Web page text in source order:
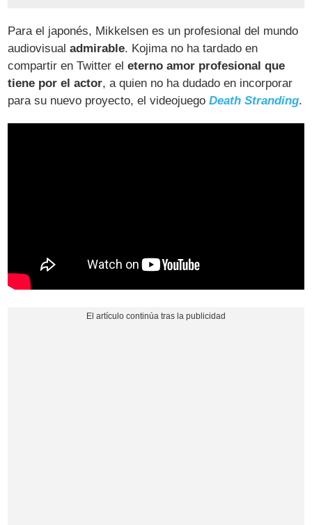
Para el japonés, Mikkelsen es un profesional del mundo
audiovisualadmirable. Kojima no ha tardado en
compartir en Twitter el eterno amor profesional que
tiene por el actor, a quien no ha dudado en incorporar
para su nuevo proyecto, el videojuegoDeath Stranding.